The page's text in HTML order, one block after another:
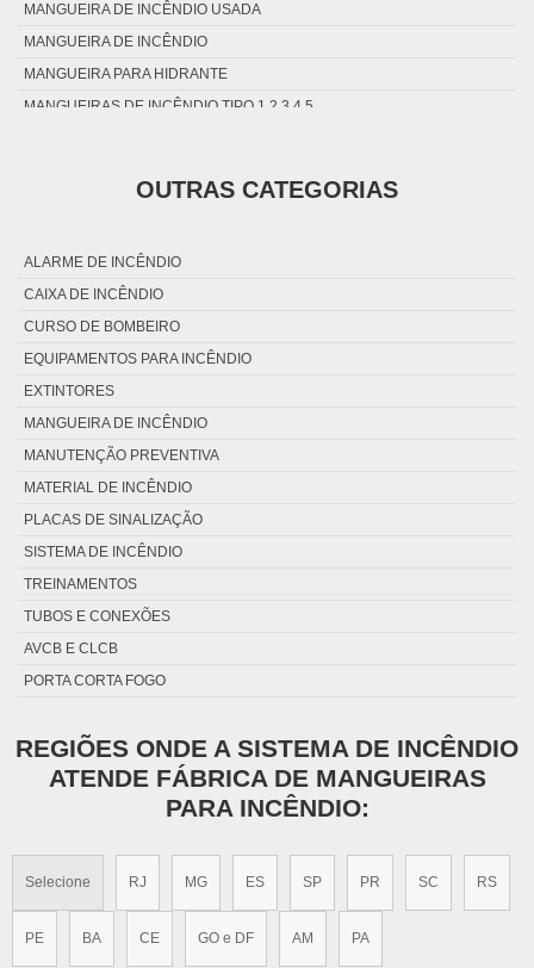
MANGUEIRA DE INCÊNDIO USADA
MANGUEIRA DE INCÊNDIO
MANGUEIRA PARA HIDRANTE
MANGUEIRAS DE INCÊNDIO TIPO 1 2 3 4 5
OUTRAS CATEGORIAS
ALARME DE INCÊNDIO
CAIXA DE INCÊNDIO
CURSO DE BOMBEIRO
EQUIPAMENTOS PARA INCÊNDIO
EXTINTORES
MANGUEIRA DE INCÊNDIO
MANUTENÇÃO PREVENTIVA
MATERIAL DE INCÊNDIO
PLACAS DE SINALIZAÇÃO
SISTEMA DE INCÊNDIO
TREINAMENTOS
TUBOS E CONEXÕES
AVCB E CLCB
PORTA CORTA FOGO
REGIÕES ONDE A SISTEMA DE INCÊNDIO
ATENDE FÁBRICA DE MANGUEIRAS
PARA INCÊNDIO:
Selecione RJ MG ES SP PR SC RS
PE BA CE GO e DF AM PA